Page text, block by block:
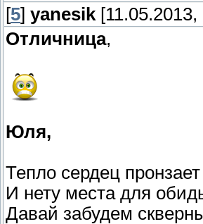
[5] yanesik [11.05.2013,
Отличница,
Юля,
Тепло сердец
И нету места для
Давай забудем